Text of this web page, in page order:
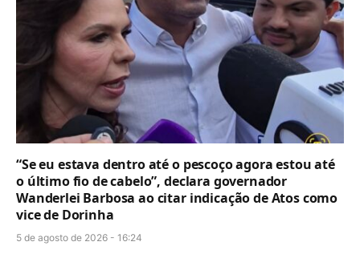
“Se eu estava dentro até o pescoço agora estou até
o último fio de cabelo”, declara governador
Wanderlei Barbosa ao citar indicação de Atos como
vice de Dorinha
5 de agosto de 2026 - 16:24